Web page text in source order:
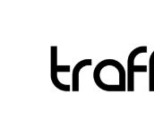
content